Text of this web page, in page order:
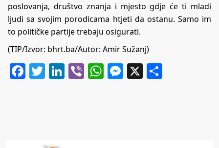
poslovanja, društvo znanja i mjesto gdje će ti mladi
ljudi sa svojim porodicama htjeti da ostanu. Samo im
to političke partije trebaju osigurati.
(TIP/Izvor: bhrt.ba/Autor: Amir Sužanj)
Facebook
Twitter
LinkedIn
ViberWhatsApp
Messenger
X